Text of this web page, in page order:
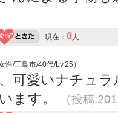
現在： 0 人
性/三島市/40代/Lv.25）
可愛いナチュ
ます。
（投稿